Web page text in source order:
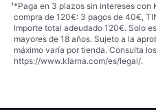
¹*Paga en 3 plazos sin intereses con
compra de 120€: 3 pagos de 40€,
Importe total adeudado 120€. Solo
mayores de 18 años. Sujeto a la
máximo varía por tienda. Consulta
https://www.klarna.com/es/legal/.